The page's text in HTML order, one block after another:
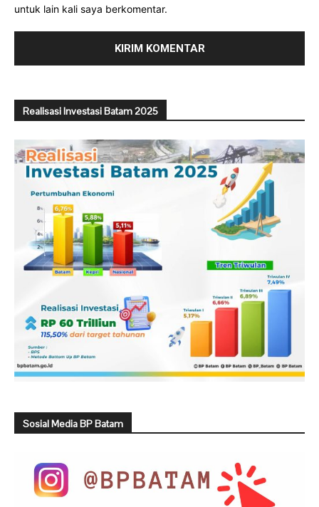
untuk lain kali saya berkomentar.
Realisasi Investasi Batam 2025
Sosial Media BP Batam